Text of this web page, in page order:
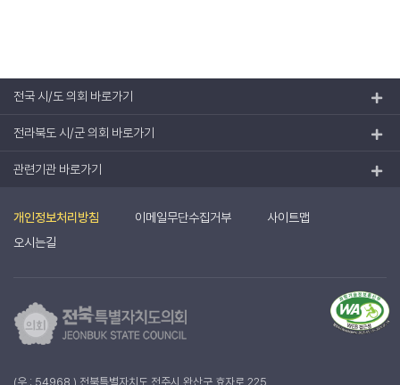
전국 시/도 의회 바로가기
전라북도 시/군 의회 바로가기
관련기관 바로가기
개인정보처리방침 이메일무단수집거부
사이트맵
오시는길
(우 : 54968 ) 전북특별자치도 전주시 완산구 효자로 225